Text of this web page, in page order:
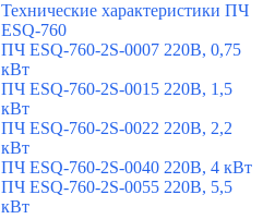
Технические характеристики ПЧ
ESQ-760
ПЧ ESQ-760-2S-0007 220В, 0,75
кВт
ПЧ ESQ-760-2S-0015 220В, 1,5
кВт
ПЧ ESQ-760-2S-0022 220В, 2,2
кВт
ПЧ ESQ-760-2S-0040 220В, 4 кВт
ПЧ ESQ-760-2S-0055 220В, 5,5
кВт